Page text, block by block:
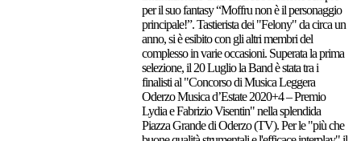
per il suo fantasy “Moffru non è il personaggio
principale!”. Tastierista dei "Felony" da circa un
anno, si è esibito con gli altri membri del
complesso in varie occasioni. Superata la prima
selezione, il 20 Luglio la Band è stata tra i
finalisti al "Concorso di Musica Leggera
Oderzo Musica d’Estate 2020+4 – Premio
Lydia e Fabrizio Visentin" nella splendida
Piazza Grande di Oderzo (TV). Per le "più che